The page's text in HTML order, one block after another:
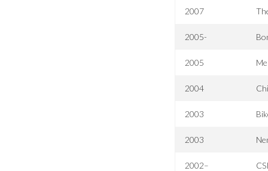
2007
2005-
2005
2004
2003
2003
2002–